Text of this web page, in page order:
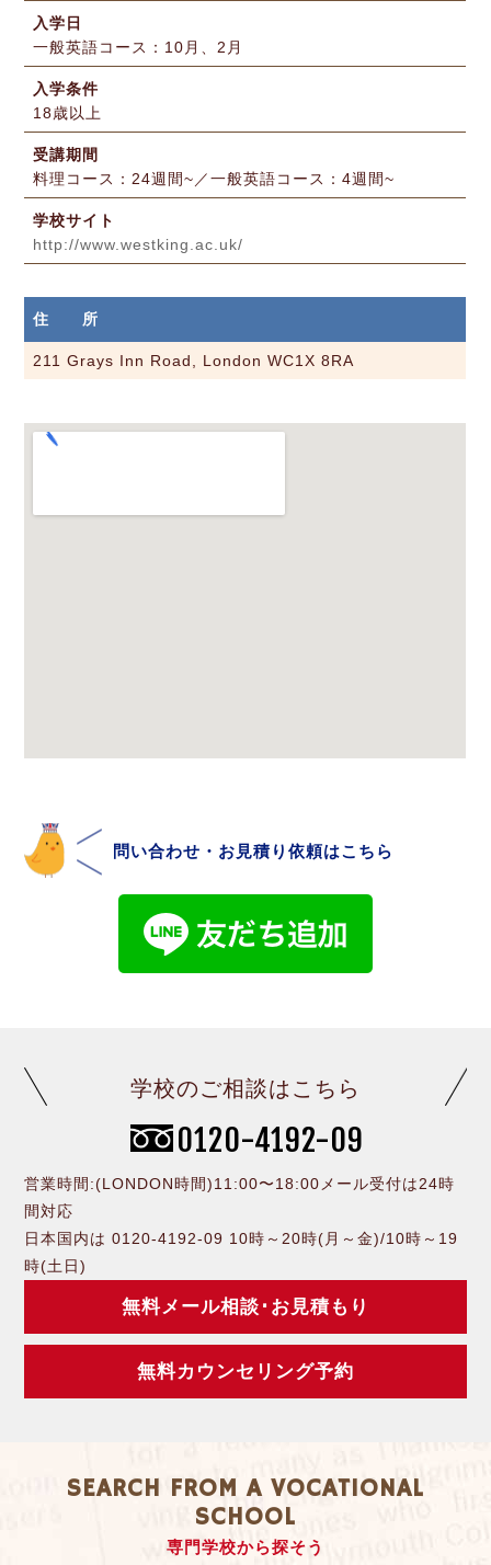
入学日
一般英語コース：10月、2月
入学条件
18歳以上
受講期間
料理コース：24週間~／一般英語コース：4週間~
学校サイト
http://www.westking.ac.uk/
住 所
211 Grays Inn Road, London WC1X 8RA
問い合わせ・お見積り依頼はこちら
学校のご相談はこちら
0120-4192-09
営業時間:(LONDON時間)11:00〜18:00メール受付は24時
間対応
日本国内は 0120-4192-09 10時～20時(月～金)/10時～19
時(土日)
無料メール相談･お見積もり
無料カウンセリング予約
SEARCH FROM A VOCATIONAL
SCHOOL
専門学校から探そう